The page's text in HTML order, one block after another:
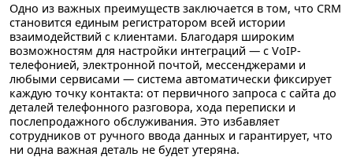
Одно из важных преимуществ заключается в том, что CRM
становится единым регистратором всей истории
взаимодействий с клиентами. Благодаря широким
возможностям для настройки интеграций — с VoIP-
телефонией, электронной почтой, мессенджерами и
любыми сервисами — система автоматически фиксирует
каждую точку контакта: от первичного запроса с сайта до
деталей телефонного разговора, хода переписки и
послепродажного обслуживания. Это избавляет
сотрудников от ручного ввода данных и гарантирует, что
ни одна важная деталь не будет утеряна.